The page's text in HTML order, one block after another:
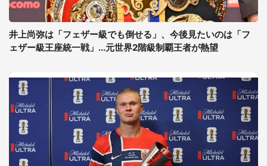
井上尚弥は「フェザー級でも倒せる」、今後見たいのは「フ
ェザー級王座統一戦」...元世界2階級制覇王者が熱望